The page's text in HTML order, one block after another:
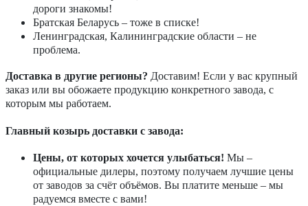
дороги знакомы!
Братская Беларусь – тоже в списке!
Ленинградская, Калининградские области – не
проблема.
Доставка в другие регионы? Доставим! Если у вас крупный
заказ или вы обожаете продукцию конкретного завода, с
которым мы работаем.
Главный козырь доставки с завода:
Цены, от которых хочется улыбаться! Мы –
официальные дилеры, поэтому получаем лучшие цены
от заводов за счёт объёмов. Вы платите меньше – мы
радуемся вместе с вами!